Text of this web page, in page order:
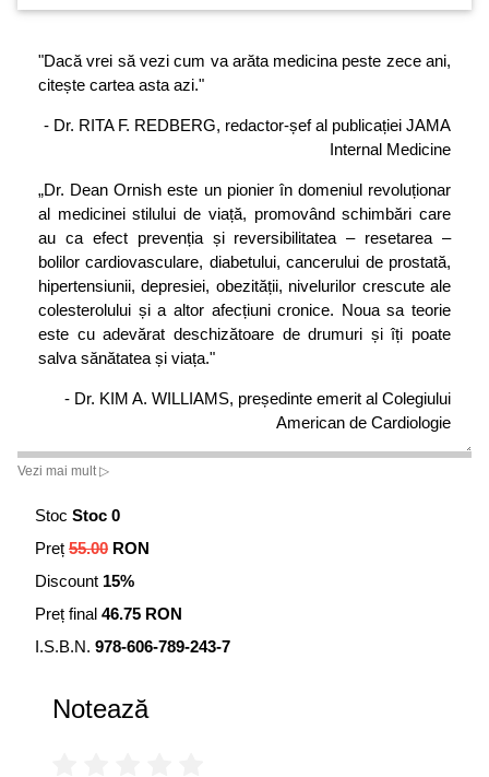
"Dacă vrei să vezi cum va arăta medicina peste zece ani,
citește cartea asta azi."
- Dr. RITA F. REDBERG, redactor-șef al publicației JAMA
Internal Medicine
„Dr. Dean Ornish este un pionier în domeniul revoluționar
al medicinei stilului de viață, promovând schimbări care
au ca efect prevenția și reversibilitatea – resetarea –
bolilor cardiovasculare, diabetului, cancerului de prostată,
hipertensiunii, depresiei, obezității, nivelurilor crescute ale
colesterolului și a altor afecțiuni cronice. Noua sa teorie
este cu adevărat deschizătoare de drumuri și îți poate
salva sănătatea și viața."
- Dr. KIM A. WILLIAMS, președinte emerit al Colegiului
American de Cardiologie
„Dacă am urma programul revoluționar prezentat în
am putea da seama că majoritatea bolilor cronice și
eradicăm foametea la nivel planetar. Efectele secundare
ale Programului Ornish sunt creșterea nivelului de
energie, liniștea interioară și relații intime mai
Terminator, și SUZY CAMERON, autoarea cărții
Vezi mai mult ▷
Stoc Stoc 0
Preț 55.00 RON
Discount 15%
Preț final 46.75 RON
I.S.B.N. 978-606-789-243-7
Notează